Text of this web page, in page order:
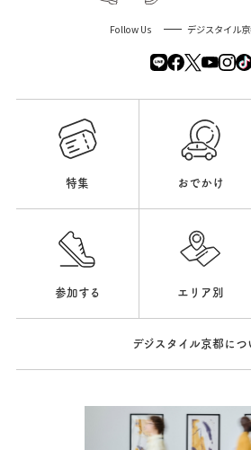
Follow Us デジスタイル
特集 おでかけ
参加する エリア別
デジスタイル京都につ